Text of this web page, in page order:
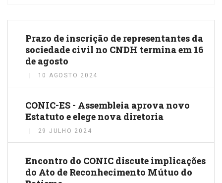
Prazo de inscrição de representantes da
sociedade civil no CNDH termina em 16
de agosto
10 AGOSTO 2024
CONIC-ES - Assembleia aprova novo
Estatuto e elege nova diretoria
29 JULHO 2024
Encontro do CONIC discute implicações
do Ato de Reconhecimento Mútuo do